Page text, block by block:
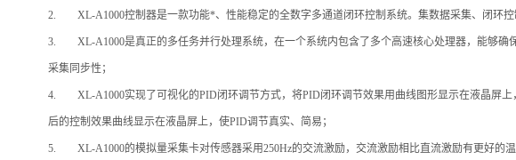
2. XL-A1000控制器是一款功能*、性能稳定的全数字多通道闭环控制系统。集数据采集、闭环
3. XL-A1000是真正的多任务并行处理系统，在一个系统内包含了多个高速核心处理器，能够
采集同步性；
4. XL-A1000实现了可视化的PID闭环调节方式，将PID闭环调节效果用曲线图形显示在液晶屏
后的控制效果曲线显示在液晶屏上，使PID调节真实、简易；
5. XL-A1000的模拟量采集卡对传感器采用250Hz的交流激励，交流激励相比直流激励有更好的